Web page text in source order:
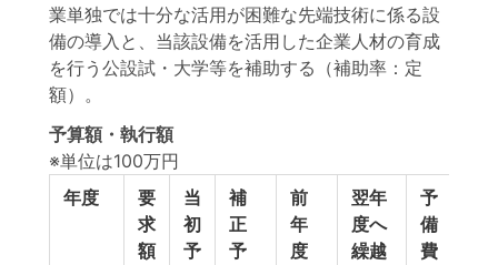
業単独では十分な活用が困難な先端技術に係る設
備の導入と、当該設備を活用した企業人材の育成
を行う公設試・大学等を補助する（補助率：定
額）。
予算額・執行額
※単位は100万円
年度
要
求
額
当
初
予
補
正
予
前
年
度
翌年
度へ
繰越
予
備
費